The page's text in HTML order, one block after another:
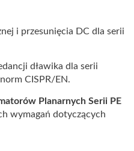
i przesunięcia DC dla serii
dławika dla serii
CISPR/EN.
Planarnych Serii PE
wymagań dotyczących